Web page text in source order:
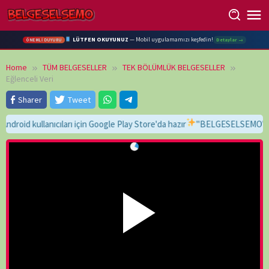
Skip
to
content
ÖNEMLİ DUYURU LÜTFEN OKUYUNUZ — Mobil uygulamamızı keşfedin! Detaylar →
Home TÜM BELGESELLER
TEK BÖLÜMLÜK BELGESELLER
Eğlenceli Veri
Sharer
Tweet
kullanıcıları için Google Play Store'da hazır "BELGESELSEMO"